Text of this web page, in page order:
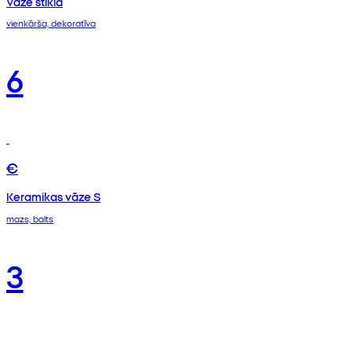
vienkārša, dekoratīva
6
€
Keramikas vāze S
mazs, balts
3